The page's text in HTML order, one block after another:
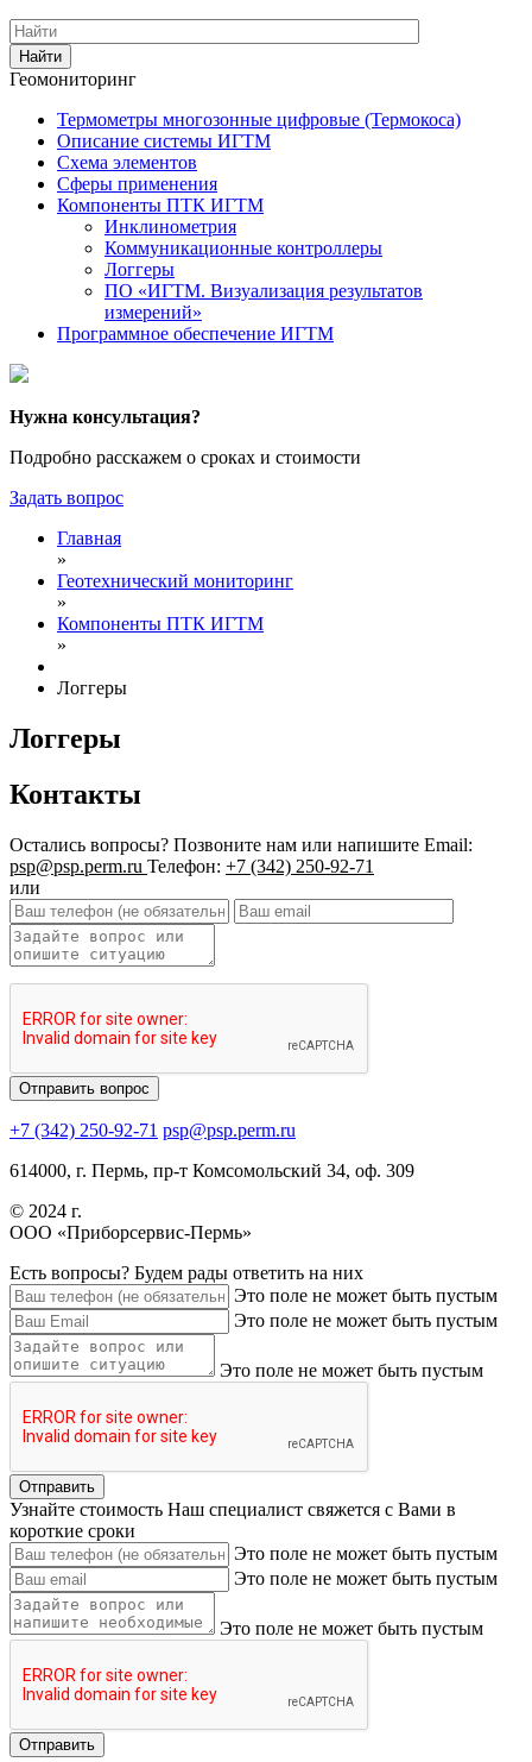
Найти
Геомониторинг
Термометры многозонные цифровые (Термокоса)
Описание системы ИГТМ
Схема элементов
Сферы применения
Компоненты ПТК ИГТМ
Инклинометрия
Коммуникационные контроллеры
Логгеры
ПО «ИГТМ. Визуализация результатов
измерений»
Программное обеспечение ИГТМ
Нужна консультация?
Подробно расскажем о сроках и стоимости
Задать вопрос
Главная
»
Геотехнический мониторинг
»
Компоненты ПТК ИГТМ
»
Логгеры
Логгеры
Контакты
Остались вопросы? Позвоните нам или напишите Email:
psp@psp.perm.ru Телефон: +7 (342) 250-92-71
или
+7 (342) 250-92-71 psp@psp.perm.ru
614000, г. Пермь, пр-т Комсомольский 34, оф. 309
© 2024 г.
ООО «Приборсервис-Пермь»
Есть вопросы? Будем рады ответить на них
Это поле не может быть пустым
Это поле не может быть пустым
Это поле не может быть пустым
Узнайте стоимость Наш специалист свяжется с Вами в
короткие сроки
Это поле не может быть пустым
Это поле не может быть пустым
Это поле не может быть пустым